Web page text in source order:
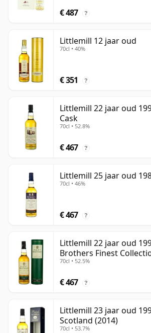
€ 487 ?
Littlemill 12 jaar oud
70cl • 40%
€ 351 ?
Littlemill 22 jaar oud
Cask
70cl • 52.8%
€ 467 ?
Littlemill 25 jaar oud
70cl • 46%
€ 467 ?
Littlemill 22 jaar oud
Brothers Finest
70cl • 52.5%
€ 467 ?
Littlemill 23 jaar oud
Scotland (2014)
70cl • 53.7%